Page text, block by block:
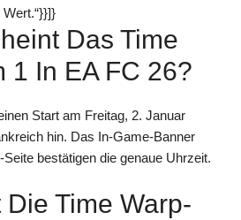
Das Time
1 In EA FC 26?
Start am Freitag, 2. Januar
hin. Das In-Game-Banner
bestätigen die genaue Uhrzeit.
Time Warp-